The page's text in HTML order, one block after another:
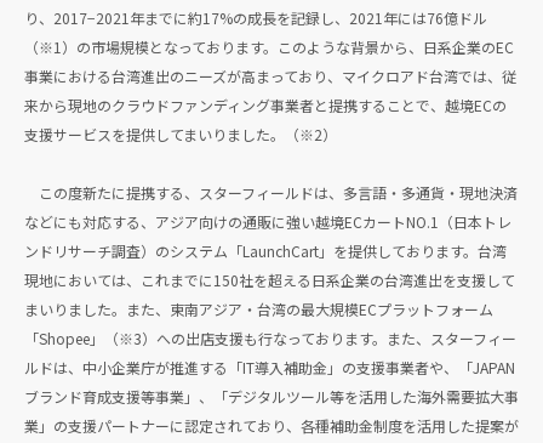
り、2017−2021年までに約17%の成長を記録し、2021年には76億ドル
（※1）の市場規模となっております。このような背景から、日系企業のEC
事業における台湾進出のニーズが高まっており、マイクロアド台湾では、従
来から現地のクラウドファンディング事業者と提携することで、越境ECの
支援サービスを提供してまいりました。（※2）
この度新たに提携する、スターフィールドは、多言語・多通貨・現地決済
などにも対応する、アジア向けの通販に強い越境ECカートNO.1（日本トレ
ンドリサーチ調査）のシステム「LaunchCart」を提供しております。台湾
現地においては、これまでに150社を超える日系企業の台湾進出を支援して
まいりました。また、東南アジア・台湾の最大規模ECプラットフォーム
「Shopee」（※3）への出店支援も行なっております。また、スターフィー
ルドは、中小企業庁が推進する「IT導入補助金」の支援事業者や、「JAPAN
ブランド育成支援等事業」、「デジタルツール等を活用した海外需要拡大事
業」の支援パートナーに認定されており、各種補助金制度を活用した提案が